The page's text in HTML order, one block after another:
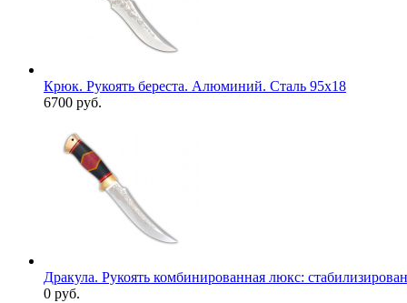
Крюк. Рукоять береста. Алюминий. Сталь 95х18
6700 руб.
Дракула. Рукоять комбинированная люкс:
0 руб.